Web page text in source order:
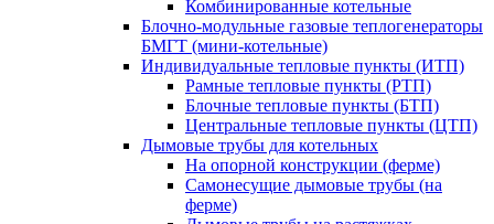
Комбинированные котельные
Блочно-модульные газовые теплогенераторы
БМГТ (мини-котельные)
Индивидуальные тепловые пункты (ИТП)
Рамные тепловые пункты (РТП)
Блочные тепловые пункты (БТП)
Центральные тепловые пункты (ЦТП)
Дымовые трубы для котельных
На опорной конструкции (ферме)
Самонесущие дымовые трубы (на
ферме)